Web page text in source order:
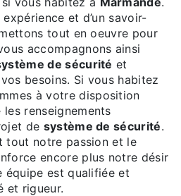
expérience et d’un savoir-
tout en oeuvre pour
accompagnons ainsi
de sécurité et
besoins. Si vous habitez
à votre disposition
renseignements
de système de sécurité.
tout notre passion et le
encore plus notre désir
équipe est qualifiée et
et rigueur.